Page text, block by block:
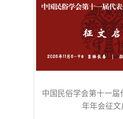
中国民俗学会第十一
年年会征文